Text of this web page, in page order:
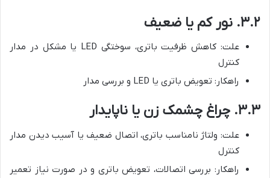
۳.۲. نور کم یا ضعیف
علت: کاهش ظرفیت باتری، سوختگی LED یا مشکل در مدار
کنترل
راهکار: تعویض باتری یا LED و بررسی مدار
۳.۳. چراغ چشمک زن یا ناپایدار
علت: ولتاژ نامناسب باتری، اتصال ضعیف یا آسیب دیدن مدار
کنترل
راهکار: بررسی اتصالات، تعویض باتری و در صورت نیاز تعمیر